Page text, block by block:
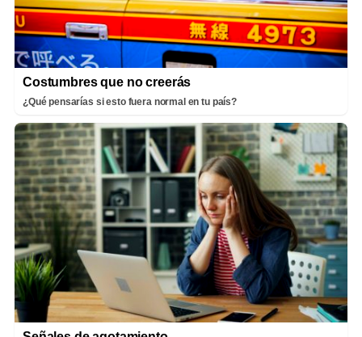
Costumbres que no creerás
¿Qué pensarías si esto fuera normal en tu país?